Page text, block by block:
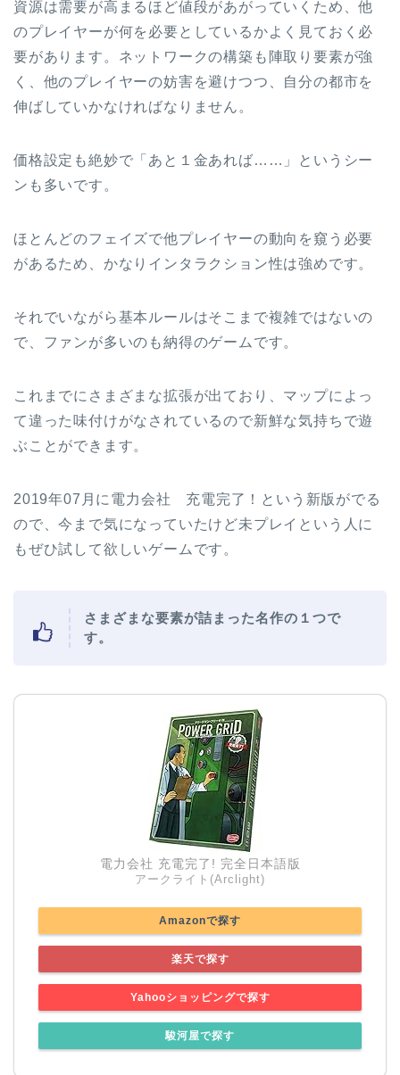
資源は需要が高まるほど値段があがっていくため、他
のプレイヤーが何を必要としているかよく見ておく必
要があります。ネットワークの構築も陣取り要素が強
く、他のプレイヤーの妨害を避けつつ、自分の都市を
伸ばしていかなければなりません。
価格設定も絶妙で「あと１金あれば……」というシー
ンも多いです。
ほとんどのフェイズで他プレイヤーの動向を窺う必要
があるため、かなりインタラクション性は強めです。
それでいながら基本ルールはそこまで複雑ではないの
で、ファンが多いのも納得のゲームです。
これまでにさまざまな拡張が出ており、マップによっ
て違った味付けがなされているので新鮮な気持ちで遊
ぶことができます。
2019年07月に電力会社 充電完了！という新版がでる
ので、今まで気になっていたけど未プレイという人に
もぜひ試して欲しいゲームです。
さまざまな要素が詰まった名作の１つで
す。
電力会社 充電完了! 完全日本語版
アークライト(Arclight)
Amazonで探す
楽天で探す
Yahooショッピングで探す
駿河屋で探す